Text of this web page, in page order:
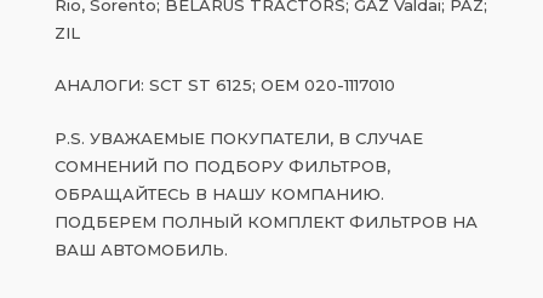
Rio, Sorento; BELARUS TRACTORS; GAZ Valdai; PAZ;
ZIL
АНАЛОГИ: SCT ST 6125; OEM 020-1117010
P.S. УВАЖАЕМЫЕ ПОКУПАТЕЛИ, В СЛУЧАЕ
СОМНЕНИЙ ПО ПОДБОРУ ФИЛЬТРОВ,
ОБРАЩАЙТЕСЬ В НАШУ КОМПАНИЮ.
ПОДБЕРЕМ ПОЛНЫЙ КОМПЛЕКТ ФИЛЬТРОВ НА
ВАШ АВТОМОБИЛЬ.